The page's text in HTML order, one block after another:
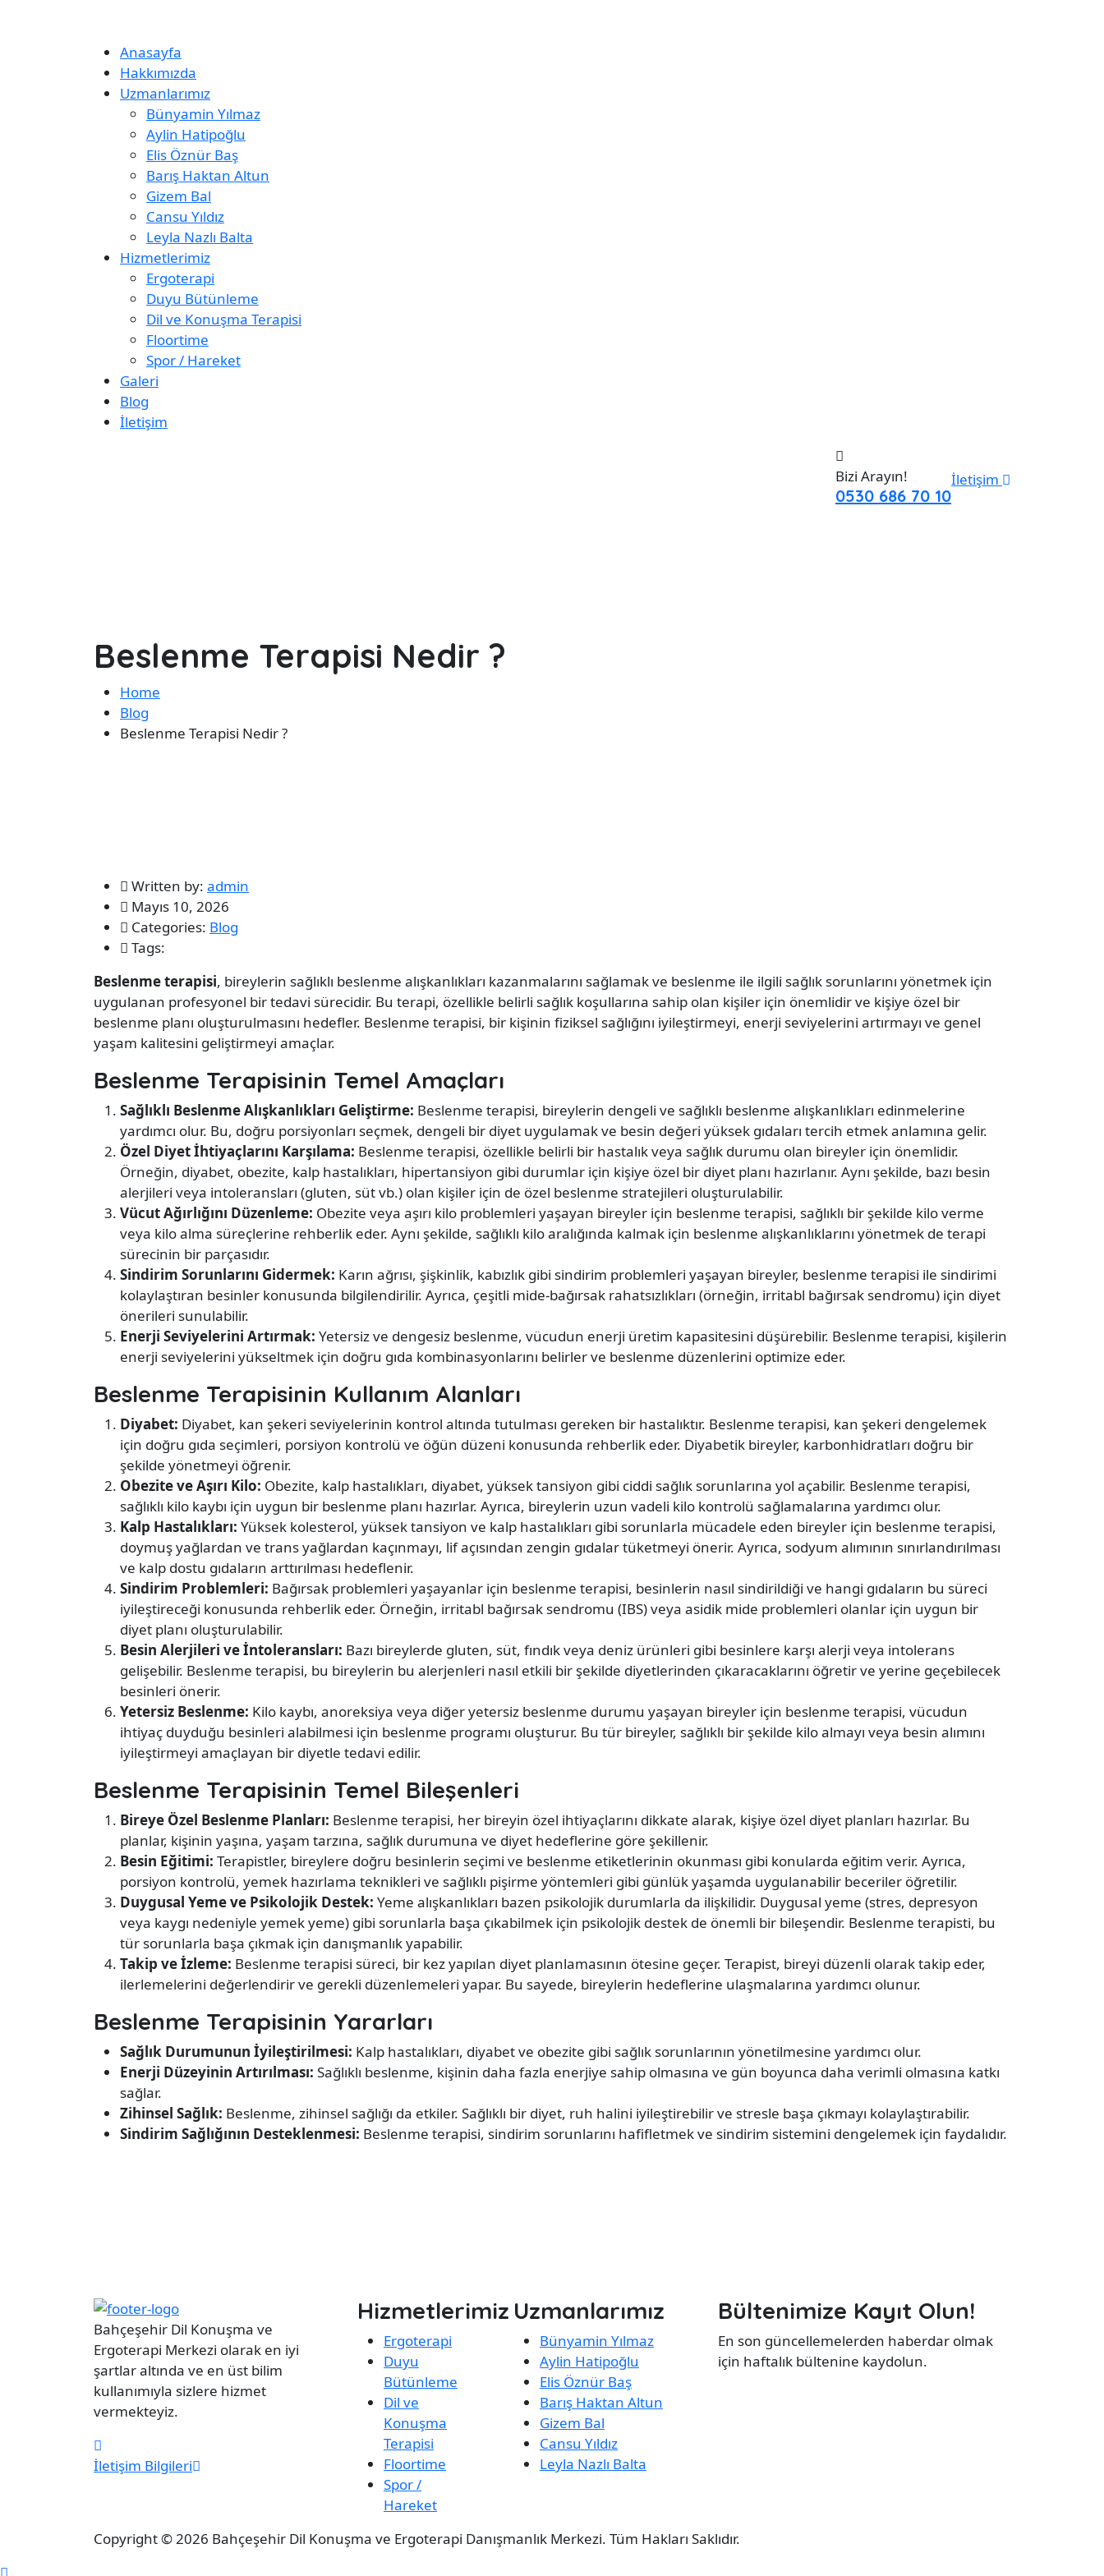
Anasayfa
Hakkımızda
Uzmanlarımız
Bünyamin Yılmaz
Aylin Hatipoğlu
Elis Öznür Baş
Barış Haktan Altun
Gizem Bal
Cansu Yıldız
Leyla Nazlı Balta
Hizmetlerimiz
Ergoterapi
Duyu Bütünleme
Dil ve Konuşma Terapisi
Floortime
Spor / Hareket
Galeri
Blog
İletişim
Bizi Arayın!
0530 686 70 10
İletişim
Beslenme Terapisi Nedir ?
Home
Blog
Beslenme Terapisi Nedir ?
Written by: admin
Mayıs 10, 2026
Categories: Blog
Tags:
Beslenme terapisi, bireylerin sağlıklı beslenme alışkanlıkları kazanmalarını sağlamak ve beslenme ile ilgili sağlık sorunlarını yönetmek için
uygulanan profesyonel bir tedavi sürecidir. Bu terapi, özellikle belirli sağlık koşullarına sahip olan kişiler için önemlidir ve kişiye özel bir
beslenme planı oluşturulmasını hedefler. Beslenme terapisi, bir kişinin fiziksel sağlığını iyileştirmeyi, enerji seviyelerini artırmayı ve genel
yaşam kalitesini geliştirmeyi amaçlar.
Beslenme Terapisinin Temel Amaçları
Sağlıklı Beslenme Alışkanlıkları Geliştirme: Beslenme terapisi, bireylerin dengeli ve sağlıklı beslenme alışkanlıkları edinmelerine
yardımcı olur. Bu, doğru porsiyonları seçmek, dengeli bir diyet uygulamak ve besin değeri yüksek gıdaları tercih etmek anlamına gelir.
Özel Diyet İhtiyaçlarını Karşılama: Beslenme terapisi, özellikle belirli bir hastalık veya sağlık durumu olan bireyler için önemlidir.
Örneğin, diyabet, obezite, kalp hastalıkları, hipertansiyon gibi durumlar için kişiye özel bir diyet planı hazırlanır. Aynı şekilde, bazı besin
alerjileri veya intoleransları (gluten, süt vb.) olan kişiler için de özel beslenme stratejileri oluşturulabilir.
Vücut Ağırlığını Düzenleme: Obezite veya aşırı kilo problemleri yaşayan bireyler için beslenme terapisi, sağlıklı bir şekilde kilo verme
veya kilo alma süreçlerine rehberlik eder. Aynı şekilde, sağlıklı kilo aralığında kalmak için beslenme alışkanlıklarını yönetmek de terapi
sürecinin bir parçasıdır.
Sindirim Sorunlarını Gidermek: Karın ağrısı, şişkinlik, kabızlık gibi sindirim problemleri yaşayan bireyler, beslenme terapisi ile sindirimi
kolaylaştıran besinler konusunda bilgilendirilir. Ayrıca, çeşitli mide-bağırsak rahatsızlıkları (örneğin, irritabl bağırsak sendromu) için diyet
önerileri sunulabilir.
Enerji Seviyelerini Artırmak: Yetersiz ve dengesiz beslenme, vücudun enerji üretim kapasitesini düşürebilir. Beslenme terapisi, kişilerin
enerji seviyelerini yükseltmek için doğru gıda kombinasyonlarını belirler ve beslenme düzenlerini optimize eder.
Beslenme Terapisinin Kullanım Alanları
Diyabet: Diyabet, kan şekeri seviyelerinin kontrol altında tutulması gereken bir hastalıktır. Beslenme terapisi, kan şekeri dengelemek
için doğru gıda seçimleri, porsiyon kontrolü ve öğün düzeni konusunda rehberlik eder. Diyabetik bireyler, karbonhidratları doğru bir
şekilde yönetmeyi öğrenir.
Obezite ve Aşırı Kilo: Obezite, kalp hastalıkları, diyabet, yüksek tansiyon gibi ciddi sağlık sorunlarına yol açabilir. Beslenme terapisi,
sağlıklı kilo kaybı için uygun bir beslenme planı hazırlar. Ayrıca, bireylerin uzun vadeli kilo kontrolü sağlamalarına yardımcı olur.
Kalp Hastalıkları: Yüksek kolesterol, yüksek tansiyon ve kalp hastalıkları gibi sorunlarla mücadele eden bireyler için beslenme terapisi,
doymuş yağlardan ve trans yağlardan kaçınmayı, lif açısından zengin gıdalar tüketmeyi önerir. Ayrıca, sodyum alımının sınırlandırılması
ve kalp dostu gıdaların arttırılması hedeflenir.
Sindirim Problemleri: Bağırsak problemleri yaşayanlar için beslenme terapisi, besinlerin nasıl sindirildiği ve hangi gıdaların bu süreci
iyileştireceği konusunda rehberlik eder. Örneğin, irritabl bağırsak sendromu (IBS) veya asidik mide problemleri olanlar için uygun bir
diyet planı oluşturulabilir.
Besin Alerjileri ve İntoleransları: Bazı bireylerde gluten, süt, fındık veya deniz ürünleri gibi besinlere karşı alerji veya intolerans
gelişebilir. Beslenme terapisi, bu bireylerin bu alerjenleri nasıl etkili bir şekilde diyetlerinden çıkaracaklarını öğretir ve yerine geçebilecek
besinleri önerir.
Yetersiz Beslenme: Kilo kaybı, anoreksiya veya diğer yetersiz beslenme durumu yaşayan bireyler için beslenme terapisi, vücudun
ihtiyaç duyduğu besinleri alabilmesi için beslenme programı oluşturur. Bu tür bireyler, sağlıklı bir şekilde kilo almayı veya besin alımını
iyileştirmeyi amaçlayan bir diyetle tedavi edilir.
Beslenme Terapisinin Temel Bileşenleri
Bireye Özel Beslenme Planları: Beslenme terapisi, her bireyin özel ihtiyaçlarını dikkate alarak, kişiye özel diyet planları hazırlar. Bu
planlar, kişinin yaşına, yaşam tarzına, sağlık durumuna ve diyet hedeflerine göre şekillenir.
Besin Eğitimi: Terapistler, bireylere doğru besinlerin seçimi ve beslenme etiketlerinin okunması gibi konularda eğitim verir. Ayrıca,
porsiyon kontrolü, yemek hazırlama teknikleri ve sağlıklı pişirme yöntemleri gibi günlük yaşamda uygulanabilir beceriler öğretilir.
Duygusal Yeme ve Psikolojik Destek: Yeme alışkanlıkları bazen psikolojik durumlarla da ilişkilidir. Duygusal yeme (stres, depresyon
veya kaygı nedeniyle yemek yeme) gibi sorunlarla başa çıkabilmek için psikolojik destek de önemli bir bileşendir. Beslenme terapisti, bu
tür sorunlarla başa çıkmak için danışmanlık yapabilir.
Takip ve İzleme: Beslenme terapisi süreci, bir kez yapılan diyet planlamasının ötesine geçer. Terapist, bireyi düzenli olarak takip eder,
ilerlemelerini değerlendirir ve gerekli düzenlemeleri yapar. Bu sayede, bireylerin hedeflerine ulaşmalarına yardımcı olunur.
Beslenme Terapisinin Yararları
Sağlık Durumunun İyileştirilmesi: Kalp hastalıkları, diyabet ve obezite gibi sağlık sorunlarının yönetilmesine yardımcı olur.
Enerji Düzeyinin Artırılması: Sağlıklı beslenme, kişinin daha fazla enerjiye sahip olmasına ve gün boyunca daha verimli olmasına katkı
sağlar.
Zihinsel Sağlık: Beslenme, zihinsel sağlığı da etkiler. Sağlıklı bir diyet, ruh halini iyileştirebilir ve stresle başa çıkmayı kolaylaştırabilir.
Sindirim Sağlığının Desteklenmesi: Beslenme terapisi, sindirim sorunlarını hafifletmek ve sindirim sistemini dengelemek için faydalıdır.
Bahçeşehir Dil Konuşma ve
Ergoterapi Merkezi olarak en iyi
şartlar altında ve en üst bilim
kullanımıyla sizlere hizmet
vermekteyiz.
İletişim Bilgileri
Hizmetlerimiz
Ergoterapi
Duyu
Bütünleme
Dil ve
Konuşma
Terapisi
Floortime
Spor /
Hareket
Uzmanlarımız
Bünyamin Yılmaz
Aylin Hatipoğlu
Elis Öznür Baş
Barış Haktan Altun
Gizem Bal
Cansu Yıldız
Leyla Nazlı Balta
Bültenimize Kayıt Olun!
En son güncellemelerden haberdar olmak
için haftalık bültenine kaydolun.
Copyright © 2026 Bahçeşehir Dil Konuşma ve Ergoterapi Danışmanlık Merkezi. Tüm Hakları Saklıdır.